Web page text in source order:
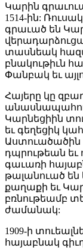
Կարին
1514-ին:
գրաւած են
տասնեակ
բնակութիւն
Փանբակ եւ
Հայերը կը
Կարնեցիին
եւ գեղեցիկ
Աստուածածին
դպրութեան եւ
գաւառի
թալանուած են
քաղաքի եւ
բռնութեամբ
ժամանակ:
1909-ի
հայաբնակ